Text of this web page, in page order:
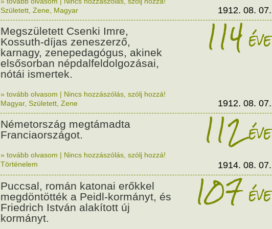
Született Zene Magyar 1912. 08. 07.
Megszületett Csenki Imre,
Kossuth-díjas zeneszerző,
karnagy, zenepedagógus, akinek
elsősorban népdalfeldolgozásai,
nótái ismertek.
114éve
» tovább olvasom | Nincs hozzászólás, szólj hozzá!
Magyar, Született Zene 1912. 08. 07.
Németország megtámadta
Franciaországot.
112éve
» tovább olvasom | Nincs hozzászólás, szólj hozzá!
Történelem
1914. 08. 07.
Puccsal, román katonai erőkkel
megdöntötték a Peidl-kormányt, és
Friedrich István alakított új
kormányt.
107éve